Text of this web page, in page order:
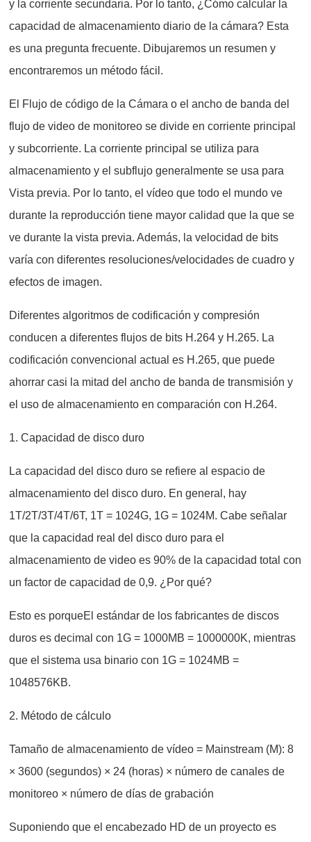
y la corriente secundaria. Por lo tanto, ¿Cómo calcular la
capacidad de almacenamiento diario de la cámara? Esta
es una pregunta frecuente. Dibujaremos un resumen y
encontraremos un método fácil.
El Flujo de código de la Cámara o el ancho de banda del
flujo de video de monitoreo se divide en corriente principal
y subcorriente. La corriente principal se utiliza para
almacenamiento y el subflujo generalmente se usa para
Vista previa. Por lo tanto, el vídeo que todo el mundo ve
durante la reproducción tiene mayor calidad que la que se
ve durante la vista previa. Además, la velocidad de bits
varía con diferentes resoluciones/velocidades de cuadro y
efectos de imagen.
Diferentes algoritmos de codificación y compresión
conducen a diferentes flujos de bits H.264 y H.265. La
codificación convencional actual es H.265, que puede
ahorrar casi la mitad del ancho de banda de transmisión y
el uso de almacenamiento en comparación con H.264.
1. Capacidad de disco duro
La capacidad del disco duro se refiere al espacio de
almacenamiento del disco duro. En general, hay
1T/2T/3T/4T/6T, 1T = 1024G, 1G = 1024M. Cabe señalar
que la capacidad real del disco duro para el
almacenamiento de video es 90% de la capacidad total con
un factor de capacidad de 0,9. ¿Por qué?
Esto es porqueEl estándar de los fabricantes de discos
duros es decimal con 1G = 1000MB = 1000000K, mientras
que el sistema usa binario con 1G = 1024MB =
1048576KB.
2. Método de cálculo
Tamaño de almacenamiento de vídeo = Mainstream (M): 8
× 3600 (segundos) × 24 (horas) × número de canales de
monitoreo × número de días de grabación
Suponiendo que el encabezado HD de un proyecto es